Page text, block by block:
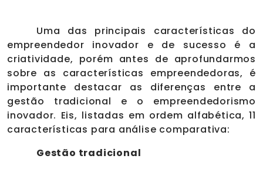
Uma das principais características do
empreendedor inovador e de sucesso é a
criatividade, porém antes de aprofundarmos
sobre as características empreendedoras, é
importante destacar as diferenças entre a
gestão tradicional e o empreendedorismo
inovador. Eis, listadas em ordem alfabética, 11
características para análise comparativa:
Gestão tradicional